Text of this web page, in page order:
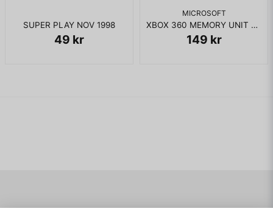
SUPER PLAY NOV 1998
49 kr
MICROSOFT
XBOX 360 MEMORY UNIT 256MB
149 kr